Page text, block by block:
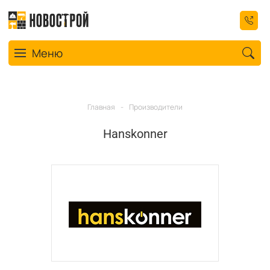
Toggle navigation
Меню
Главная - Производители
Hanskonner